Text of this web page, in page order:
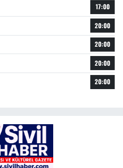
17:00
20:00
20:00
20:00
20:00